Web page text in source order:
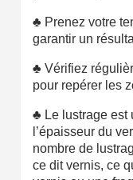
♣ Prenez votre
garantir un
♣ Vérifiez
pour repérer les
♣ Le lustrage est
l’épaisseur du
nombre de
ce dit vernis, ce